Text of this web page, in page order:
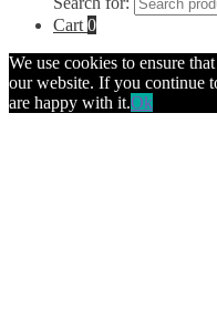
Cart 0
We use cookies to ensure
our website. If you continue
are happy with it.Ok